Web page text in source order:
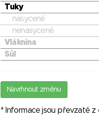
Tuky
nasycené
nenasycené
Vláknina
Sůl
Navrhnout změnu
* Informace jsou převzaté